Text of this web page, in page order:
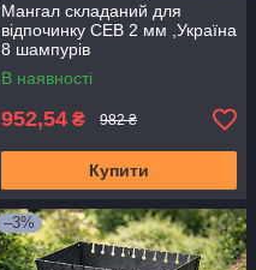
Мангал складаний для
відпочинку СЕВ 2 мм ,Україна
8 шампурів
В наявності
952,54 ₴ 982 ₴
Купити
–3%